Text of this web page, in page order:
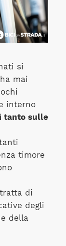
si
mai
interno
tanto sulle
timore
di
degli
della